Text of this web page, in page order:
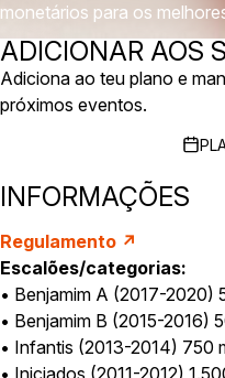
monetários para os
ADICIONAR AOS
Adiciona ao teu plano e
próximos eventos.
INFORMAÇÕES
Regulamento ↗
Escalões/categorias:
• Benjamim A (2017-2020)
• Benjamim B (2015-2016)
• Infantis (2013-2014) 750
• Iniciados (2011-2012)